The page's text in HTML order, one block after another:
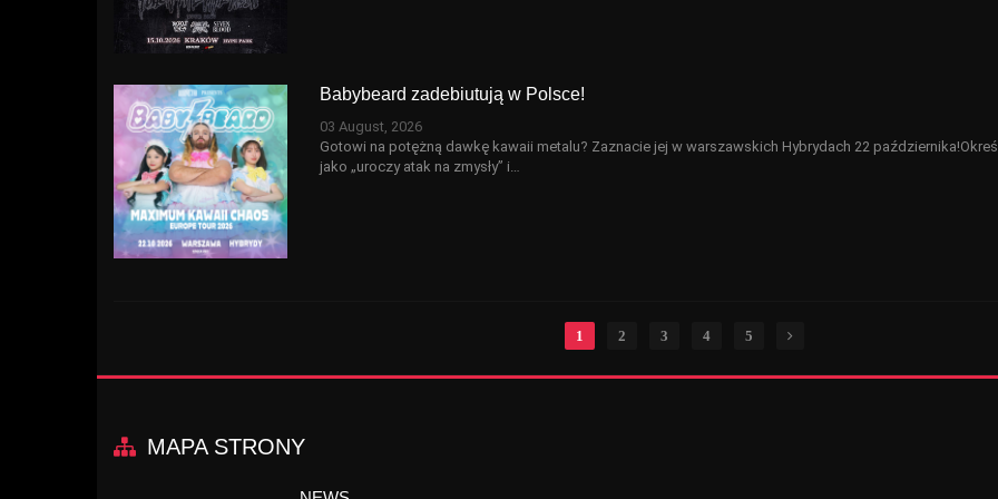
Babybeard zadebiutują w Polsce!
03 August, 2026
Gotowi na potężną dawkę kawaii metalu? Zaznacie jej w warszawskich Hybrydach 22
jako „uroczy atak na zmysły” i…
1 2 3 4 5
MAPA STRONY